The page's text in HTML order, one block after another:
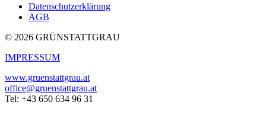
Datenschutzerklärung
AGB
© 2026 GRÜNSTATTGRAU
IMPRESSUM
www.gruenstattgrau.at
office@gruenstattgrau.at
Tel: +43 650 634 96 31